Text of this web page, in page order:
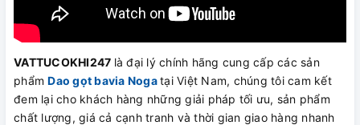
VATTUCOKHI247 là đại lý chính hãng cung cấp các sản
phẩmDao gọt bavia Nogatại Việt Nam, chúng tôi cam kết
đem lại cho khách hàng những giải pháp tối ưu, sản phẩm
chất lượng, giá cả cạnh tranh và thời gian giao hàng nhanh